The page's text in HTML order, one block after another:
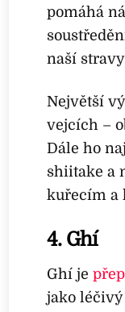
pomáhá
naší
Největší
vejcích –
Dále ho
shiitake a
kuřecím a
4. Ghí
Ghí je
jako